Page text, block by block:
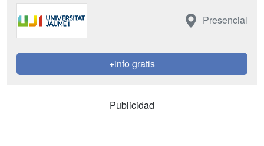
Presencial
+info gratis
Publicidad